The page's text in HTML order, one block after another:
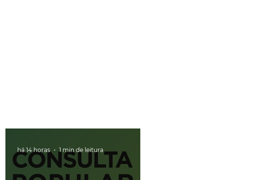
há 14 horas 1 min de leitura